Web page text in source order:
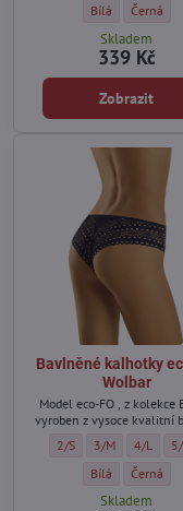
Bavlněné
Bílá Černá
Skladem
339 Kč
Zobrazit
Bavlněné kalhotky
Wolbar
Model eco-FO , z kolekce
vyroben z vysoce kvalitní
Bavlněné kalhotky
2/S Bavlněné
3/M 4/L
5/
Bavlněné
Bílá Černá
Skladem